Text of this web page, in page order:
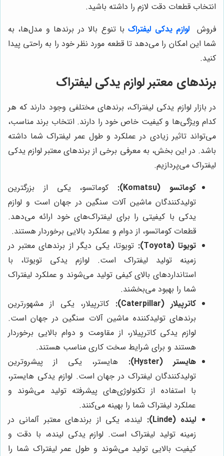
انتخاب قطعات دقت لازم را داشته باشید.
فروش لوازم یدکی لیفتراکبا تنوع بالا در برندها و مدل‌ها، به
شما این امکان را می‌دهد تا قطعه مورد نظر خود را به راحتی پیدا
کنید.
برندهای معتبر لوازم یدکی لیفتراک
در بازار لوازم یدکی لیفتراک، برندهای مختلفی وجود دارند که هر
کدام ویژگی‌ها و کیفیت خاص خود را دارند. انتخاب برند مناسب،
می‌تواند تاثیر زیادی در عملکرد و طول عمر لیفتراک شما داشته
باشد. در این بخش، به معرفی برخی از برندهای معتبر لوازم یدکی
لیفتراک می‌پردازیم.
کوماتسو (Komatsu):
کوماتسو، یکی از بزرگترین
تولیدکنندگان ماشین آلات سنگین در جهان است و لوازم
یدکی با کیفیتی را برای لیفتراک‌های خود ارائه می‌دهد.
قطعات کوماتسو، از دوام و عملکرد بالایی برخوردار هستند.
تویوتا (Toyota):
تویوتا، یکی دیگر از برندهای معتبر در
زمینه تولید لیفتراک است. لوازم یدکی تویوتا، با
استانداردهای بالای کیفی تولید می‌شوند و عملکرد لیفتراک
شما را بهبود می‌بخشند.
کاترپیلار (Caterpillar):
کاترپیلار، یکی از مشهورترین
برندهای تولیدکننده ماشین آلات سنگین در جهان است.
لوازم یدکی کاترپیلار، از مقاومت و دوام بالایی برخوردار
هستند و برای شرایط سخت کاری مناسب هستند.
هایستر (Hyster):
هایستر، یکی از پیشروترین
تولیدکنندگان لیفتراک در جهان است. لوازم یدکی هایستر،
با استفاده از تکنولوژی‌های پیشرفته تولید می‌شوند و
عملکرد لیفتراک شما را بهینه می‌کنند.
لینده (Linde):
لینده، یکی از برندهای معتبر آلمانی در
زمینه تولید لیفتراک است. لوازم یدکی لینده، با دقت و
کیفیت بالایی تولید می‌شوند و طول عمر لیفتراک شما را